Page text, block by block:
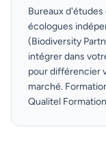
Bureaux
écologues
(Biodiversity
intégrer dans
pour différencier
marché.
Qualitel